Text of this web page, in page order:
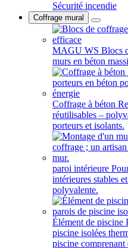
Sécurité incendie
Coffrage mural
MAGU WS Blocs
murs en béton
Coffrage à béton
réutilisables –
porteurs et isolants.
paroi intérieure
intérieures stables
polyvalente.
Élément de piscine
piscine isolées
piscine comprenant